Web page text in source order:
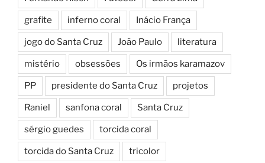
grafite inferno coral Inácio França
jogo do Santa Cruz João Paulo literatura
mistério obsessões Os irmãos karamazov
PP presidente do Santa Cruz projetos
Raniel sanfona coral Santa Cruz
sérgio guedes torcida coral
torcida do Santa Cruz tricolor